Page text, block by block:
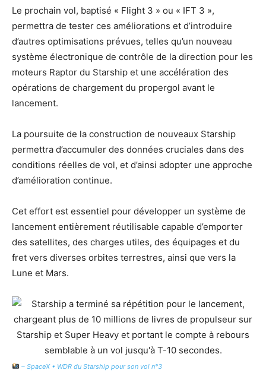
Le prochain vol, baptisé « Flight 3 » ou « IFT 3 »,
permettra de tester ces améliorations et d’introduire
d’autres optimisations prévues, telles qu’un nouveau
système électronique de contrôle de la direction pour les
moteurs Raptor du Starship et une accélération des
opérations de chargement du propergol avant le
lancement.
La poursuite de la construction de nouveaux Starship
permettra d’accumuler des données cruciales dans des
conditions réelles de vol, et d’ainsi adopter une approche
d’amélioration continue.
Cet effort est essentiel pour développer un système de
lancement entièrement réutilisable capable d’emporter
des satellites, des charges utiles, des équipages et du
fret vers diverses orbites terrestres, ainsi que vers la
Lune et Mars.
– SpaceX • WDR du Starship pour son vol n°3